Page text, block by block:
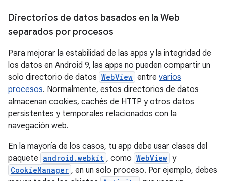
Directorios de datos basados en la Web
separados por procesos
Para mejorar la estabilidad de las apps y la integridad de
los datos en Android 9, las apps no pueden compartir un
solo directorio de datos WebView entre varios
procesos. Normalmente, estos directorios de datos
almacenan cookies, cachés de HTTP y otros datos
persistentes y temporales relacionados con la
navegación web.
En la mayoría de los casos, tu app debe usar clases del
paquete android.webkit , como WebView y
CookieManager , en un solo proceso. Por ejemplo, debes